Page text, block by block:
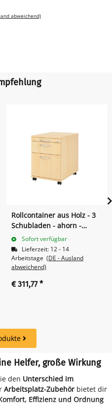
abweichend)
Rollcontainer aus Holz - 3
Schubladen - ahorn -
Bogengriff Metall
Sofort verfügbar
Lieferzeit: 12 - 14
Arbeitstage (DE - Ausland
abweichend)
€ 311,77*
Helfer, große Wirkung
den Unterschied im
Arbeitsplatz-Zubehör bietet dir
Effizienz und Ordnung